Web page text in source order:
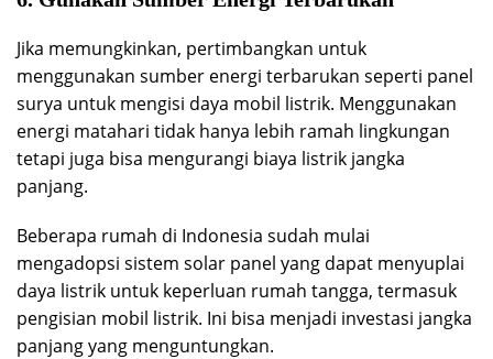
Jika memungkinkan, pertimbangkan untuk
menggunakan sumber energi terbarukan seperti panel
surya untuk mengisi daya mobil listrik. Menggunakan
energi matahari tidak hanya lebih ramah lingkungan
tetapi juga bisa mengurangi biaya listrik jangka
panjang.
Beberapa rumah di Indonesia sudah mulai
mengadopsi sistem solar panel yang dapat menyuplai
daya listrik untuk keperluan rumah tangga, termasuk
pengisian mobil listrik. Ini bisa menjadi investasi jangka
panjang yang menguntungkan.